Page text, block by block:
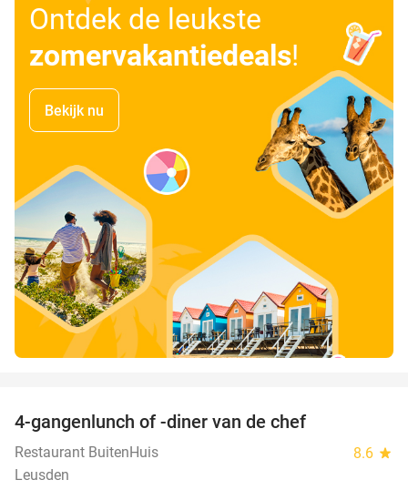
Ontdek de leukste
zomervakantiedeals!
Bekijk nu
4-gangenlunch of -diner van de chef
Restaurant BuitenHuis 8.6 star
Leusden